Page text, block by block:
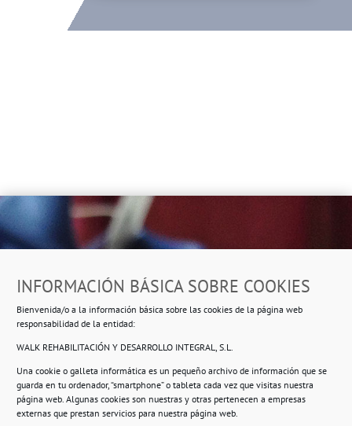
INFORMACIÓN BÁSICA SOBRE COOKIES
Bienvenida/o a la información básica sobre las cookies de la página web
responsabilidad de la entidad:
WALK REHABILITACIÓN Y DESARROLLO INTEGRAL, S.L.
Una cookie o galleta informática es un pequeño archivo de información que se
guarda en tu ordenador, “smartphone” o tableta cada vez que visitas nuestra
página web. Algunas cookies son nuestras y otras pertenecen a empresas
externas que prestan servicios para nuestra página web.
Ropero Solidario de Usera
Beasáin 25-33posterior, local 3 – 28041 Madrid
Información